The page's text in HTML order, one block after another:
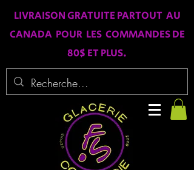
LIVRAISON GRATUITE PARTOUT AU
CANADA POUR LES COMMANDES DE
80$ ET PLUS.